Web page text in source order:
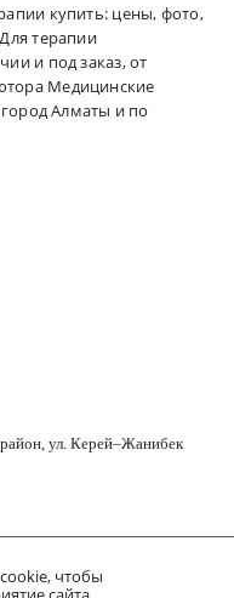
купить: цены, фото,
терапии
и под заказ, от
Медицинские
Алматы и по
ул. Керей–Жанибек
чтобы